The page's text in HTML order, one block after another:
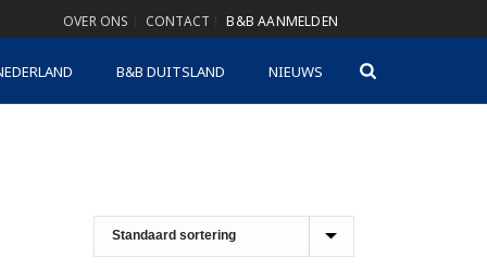
OVER ONS CONTACT B&B AANMELDEN
B&B DUITSLAND NIEUWS